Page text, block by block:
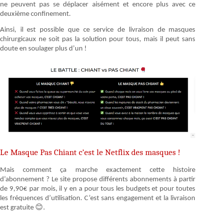
ne peuvent pas se déplacer aisément et encore plus avec ce
deuxième confinement.
Ainsi, il est possible que ce service de livraison de masques
chirurgicaux ne soit pas la solution pour tous, mais il peut sans
doute en soulager plus d’un !
Le Masque Pas Chiant c’est le Netflix des masques !
Mais comment ça marche exactement cette histoire
d’abonnement ? Le site propose différents abonnements à partir
de 9,90€ par mois, il y en a pour tous les budgets et pour toutes
les fréquences d’utilisation. C’est sans engagement et la livraison
est gratuite 😊.